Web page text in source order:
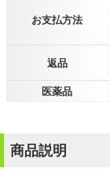
お支払方法
返品
医薬品
商品説明